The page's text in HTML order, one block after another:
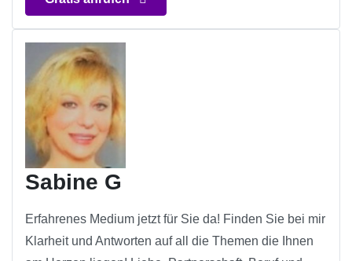
Sabine G
Erfahrenes Medium jetzt für Sie da! Finden Sie bei mir
Klarheit und Antworten auf all die Themen die Ihnen